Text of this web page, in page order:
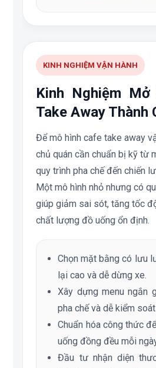
KINH NGHIỆM VẬN HÀNH
Kinh Nghiệm Mở
Take Away Thành
Để mô hình cafe take away
chủ quán cần chuẩn bị kỹ từ
quy trình pha chế đến chiến
Một mô hình nhỏ nhưng có
giúp giảm sai sót, tăng tốc
chất lượng đồ uống ổn định.
Chọn mặt bằng có lưu
lại cao và dễ dừng xe.
Xây dựng menu ngắn
pha chế và dễ kiểm
Chuẩn hóa công thức
uống đồng đều mỗi
Đầu tư nhận diện